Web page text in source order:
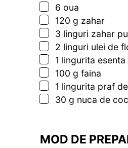
▢
6 oua
▢
120 g zahar
▢
3 linguri zahar
▢
2 linguri ulei de
▢
1 lingurita
▢
100 g faina
▢
1 lingurita praf
▢
30 g nuca de
MOD DE